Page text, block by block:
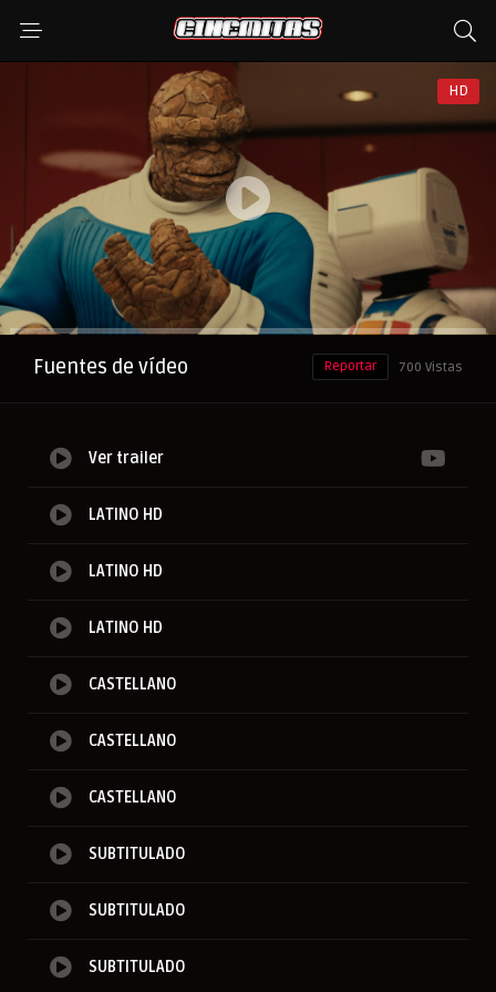
HD
Anuncio
Fuentes de vídeo 700 Vistas
Reportar
Ver trailer
LATINO HD
LATINO HD
LATINO HD
CASTELLANO
CASTELLANO
CASTELLANO
SUBTITULADO
SUBTITULADO
SUBTITULADO